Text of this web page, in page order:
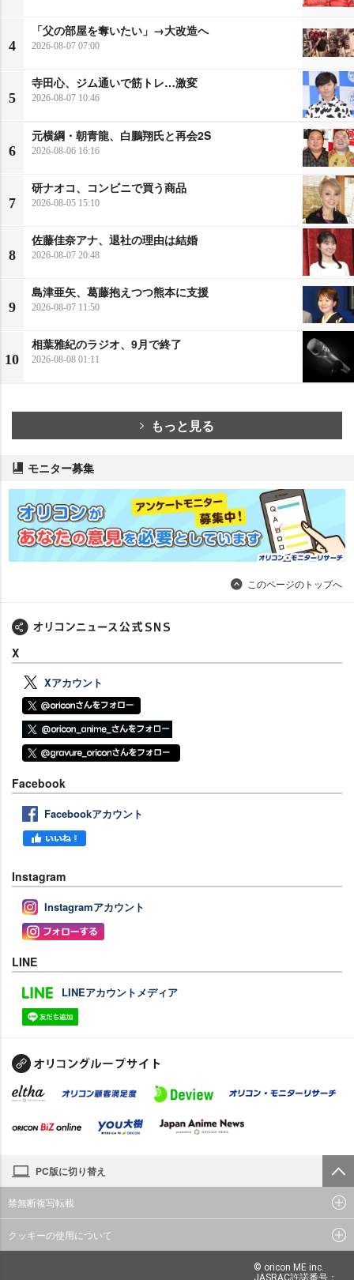
4
「父の部屋を奪いたい」→大改造へ
2026-08-07 07:00
5
寺田心、ジム通いで筋トレ…激変
2026-08-07 10:46
6
元横綱・朝青龍、白鵬翔氏と再会2S
2026-08-06 16:16
7
研ナオコ、コンビニで買う商品
2026-08-05 15:10
8
佐藤佳奈アナ、退社の理由は結婚
2026-08-07 20:48
9
島津亜矢、葛藤抱えつつ熊本に支援
2026-08-07 11:50
10
相葉雅紀のラジオ、9月で終了
2026-08-08 01:11
もっと見る
モニター募集
このページのトップへ
X
Xアカウント
Facebook
Facebookアカウント
Instagram
Instagramアカウント
LINE
LINEアカウントメディア
PC版に切り替え
禁無断複写転載
クッキーの使用について
© oricon ME inc.
JASRAC許諾番号：